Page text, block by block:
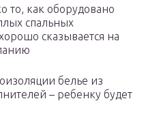
то, как оборудовано
спальных
сказывается на
белье из
– ребенку будет